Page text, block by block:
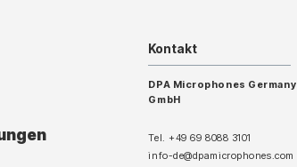
Kontakt
DPA Microphones Germany
GmbH
Tel. +49 69 8088 3101
info-de@dpamicrophones.com